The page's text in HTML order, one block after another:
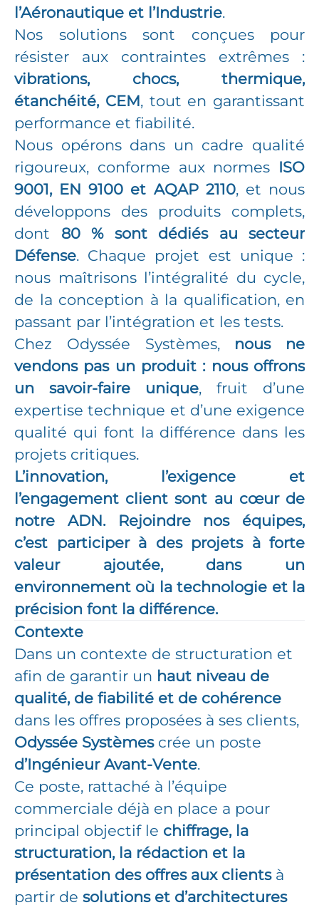
l’Aéronautique et l’Industrie.
Nos solutions sont conçues pour
résister aux contraintes extrêmes :
vibrations, chocs, thermique,
étanchéité, CEM, tout en garantissant
performance et fiabilité.
Nous opérons dans un cadre qualité
rigoureux, conforme aux normes ISO
9001, EN 9100 et AQAP 2110, et nous
développons des produits complets,
dont 80 % sont dédiés au secteur
Défense. Chaque projet est unique :
nous maîtrisons l’intégralité du cycle,
de la conception à la qualification, en
passant par l’intégration et les tests.
Chez Odyssée Systèmes, nous ne
vendons pas un produit : nous offrons
un savoir-faire unique, fruit d’une
expertise technique et d’une exigence
qualité qui font la différence dans les
projets critiques.
L’innovation, l’exigence et
l’engagement client sont au cœur de
notre ADN. Rejoindre nos équipes,
c’est participer à des projets à forte
valeur ajoutée, dans un
environnement où la technologie et la
précision font la différence.
Contexte
Dans un contexte de structuration et
afin de garantir un haut niveau de
qualité, de fiabilité et de cohérence
dans les offres proposées à ses clients,
Odyssée Systèmescrée un poste
d’Ingénieur Avant-Vente.
Ce poste, rattaché à l’équipe
commerciale déjà en place a pour
principal objectif le chiffrage, la
structuration, la rédaction et la
présentation des offres aux clientsà
partir de solutions et d’architectures